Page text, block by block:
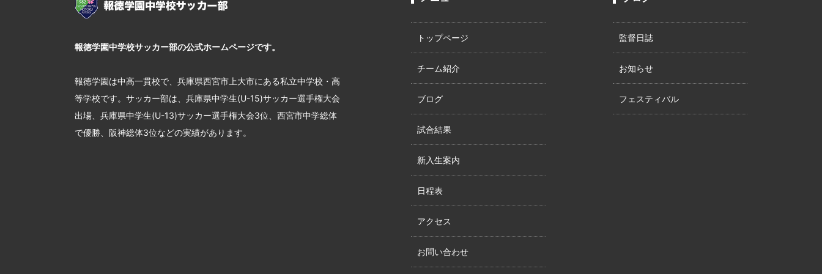
報徳学園中学校サッカー部の公式ホームページです。
報徳学園は中高一貫校で、兵庫県西宮市上大市にある私立中学校・高
等学校です。サッカー部は、兵庫県中学生(U-15)サッカー選手権大会
出場、兵庫県中学生(U-13)サッカー選手権大会3位、西宮市中学総体
で優勝、阪神総体3位などの実績があります。
トップページ
チーム紹介
ブログ
試合結果
新入生案内
日程表
アクセス
お問い合わせ
監督日誌
お知らせ
フェスティバル